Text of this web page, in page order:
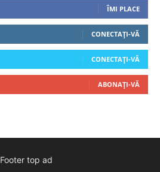
ÎMI PLACE
CONECTAȚI-VĂ
CONECTAȚI-VĂ
ABONAȚI-VĂ
Footer top ad